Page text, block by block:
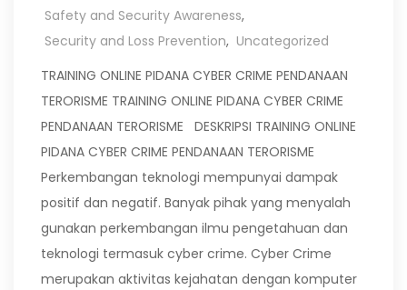
Safety and Security Awareness,
Security and Loss Prevention, Uncategorized
TRAINING ONLINE PIDANA CYBER CRIME PENDANAAN
TERORISME TRAINING ONLINE PIDANA CYBER CRIME
PENDANAAN TERORISME DESKRIPSI TRAINING ONLINE
PIDANA CYBER CRIME PENDANAAN TERORISME
Perkembangan teknologi mempunyai dampak
positif dan negatif. Banyak pihak yang menyalah
gunakan perkembangan ilmu pengetahuan dan
teknologi termasuk cyber crime. Cyber Crime
merupakan aktivitas kejahatan dengan komputer